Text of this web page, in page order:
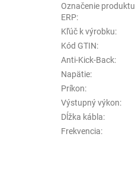
Označenie produktu
ERP:
Kľúč k výrobku:
Kód GTIN:
Anti-Kick-Back:
Napätie:
Príkon:
Výstupný výkon:
Dĺžka kábla:
Frekvencia: